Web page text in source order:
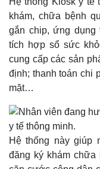
Thế giới
Quan sát
Cuộc sống đó đây
khám, chữa bệnh
gắn chip, ứng dụng
tích hợp sổ sức
cung cấp các sản
định; thanh toán chi
mặt…
Hệ thống này giúp
đăng ký khám chữa